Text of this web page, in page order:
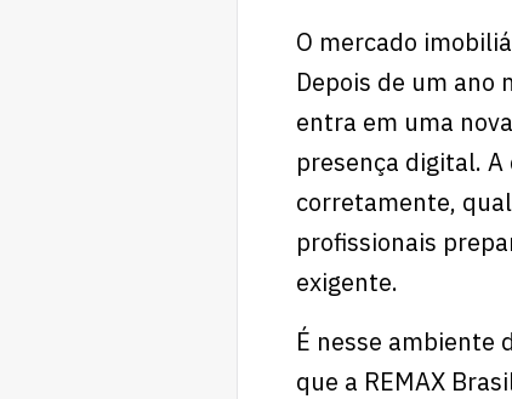
O mercado
Depois de um ano
entra em uma
presença digital.
corretamente,
profissionais
exigente.
É nesse ambiente
que a REMAX